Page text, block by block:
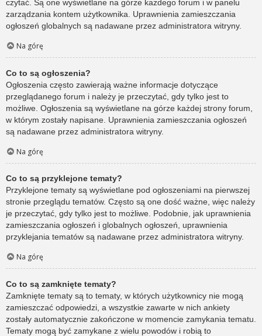
czytać. Są one wyświetlane na górze każdego forum i w panelu
zarządzania kontem użytkownika. Uprawnienia zamieszczania
ogłoszeń globalnych są nadawane przez administratora witryny.
Na górę
Co to są ogłoszenia?
Ogłoszenia często zawierają ważne informacje dotyczące
przeglądanego forum i należy je przeczytać, gdy tylko jest to
możliwe. Ogłoszenia są wyświetlane na górze każdej strony forum,
w którym zostały napisane. Uprawnienia zamieszczania ogłoszeń
są nadawane przez administratora witryny.
Na górę
Co to są przyklejone tematy?
Przyklejone tematy są wyświetlane pod ogłoszeniami na pierwszej
stronie przeglądu tematów. Często są one dość ważne, więc należy
je przeczytać, gdy tylko jest to możliwe. Podobnie, jak uprawnienia
zamieszczania ogłoszeń i globalnych ogłoszeń, uprawnienia
przyklejania tematów są nadawane przez administratora witryny.
Na górę
Co to są zamknięte tematy?
Zamknięte tematy są to tematy, w których użytkownicy nie mogą
zamieszczać odpowiedzi, a wszystkie zawarte w nich ankiety
zostały automatycznie zakończone w momencie zamykania tematu.
Tematy mogą być zamykane z wielu powodów i robią to